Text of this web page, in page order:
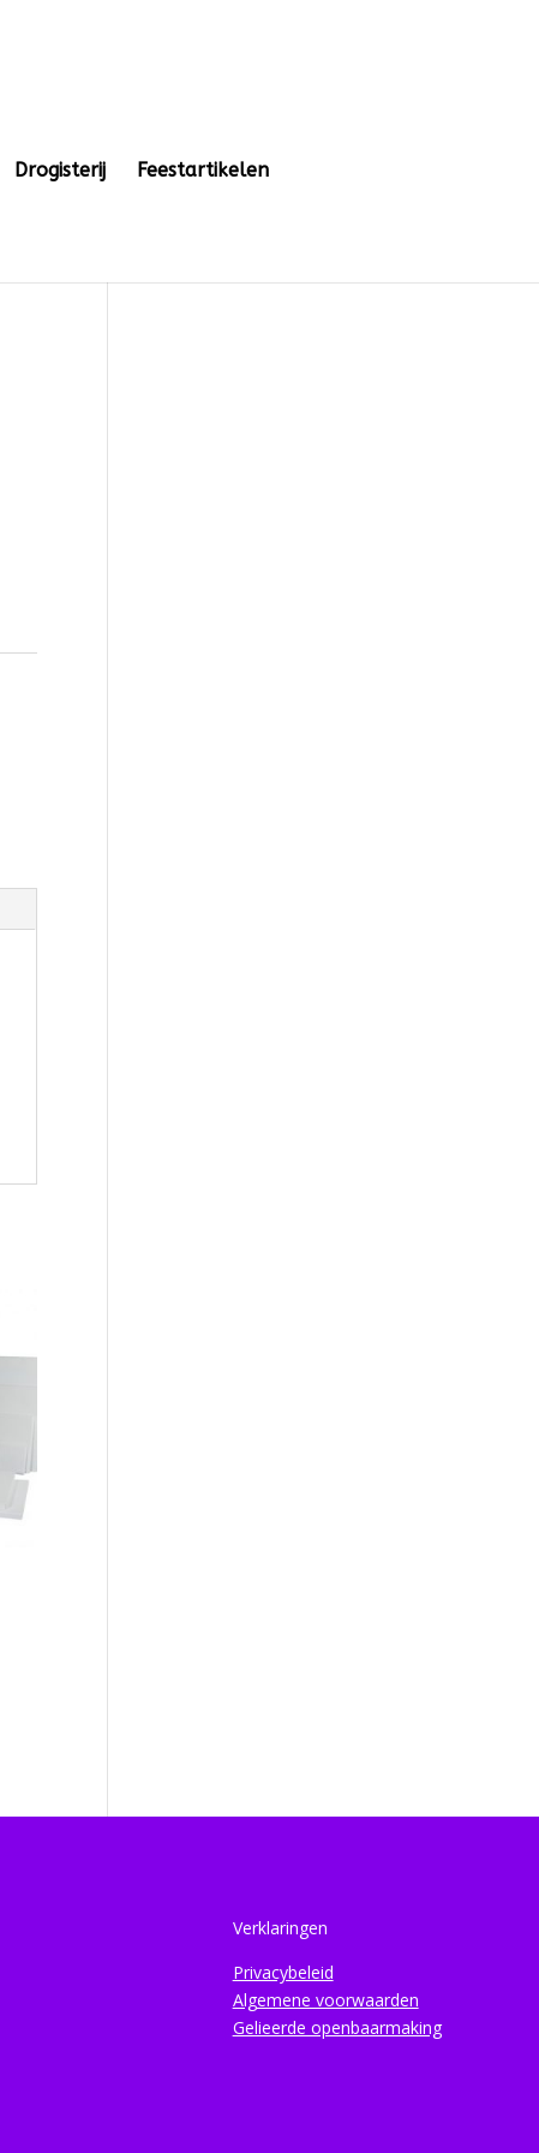
Drogisterij
Feestartikelen
Verklaringen
Privacybeleid
Algemene voorwaarden
Gelieerde openbaarmaking